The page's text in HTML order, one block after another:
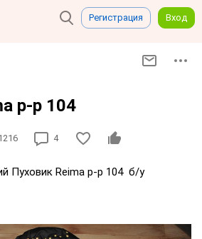
Регистрация Вход
р-р 104
4
Пуховик Reima р-р 104 б/у